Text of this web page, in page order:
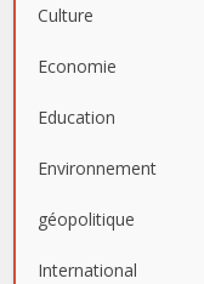
Culture
Economie
Education
Environnement
géopolitique
International